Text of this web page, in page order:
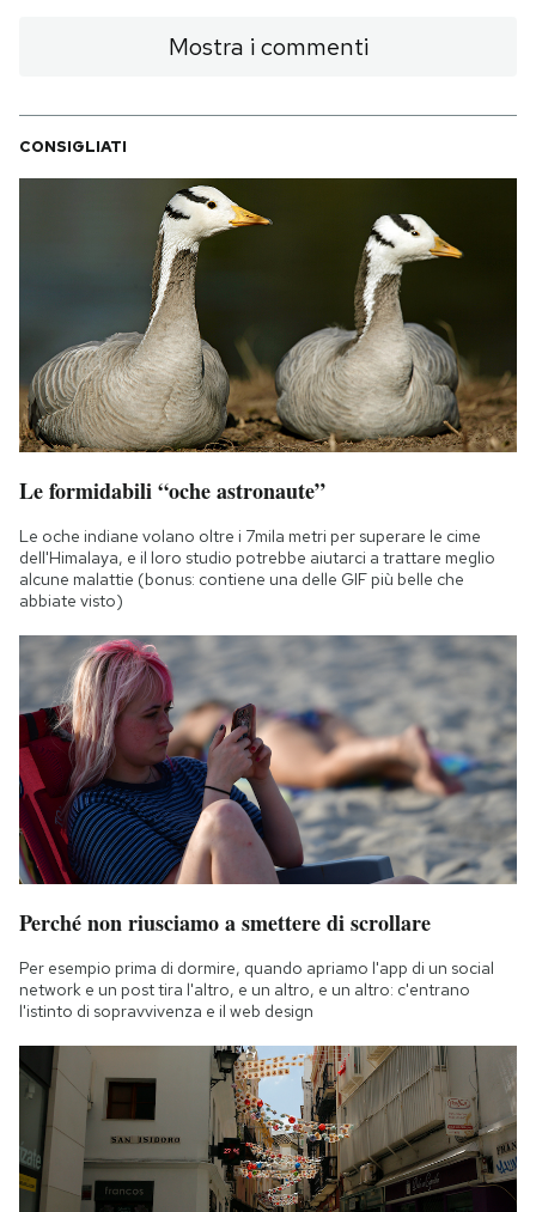
Regala il Post
Esci
Mostra i commenti
CONSIGLIATI
Le formidabili “oche astronaute”
Le oche indiane volano oltre i 7mila metri per superare le cime
dell'Himalaya, e il loro studio potrebbe aiutarci a trattare meglio
alcune malattie (bonus: contiene una delle GIF più belle che
abbiate visto)
Perché non riusciamo a smettere di scrollare
Per esempio prima di dormire, quando apriamo l'app di un social
network e un post tira l'altro, e un altro, e un altro: c'entrano
l'istinto di sopravvivenza e il web design